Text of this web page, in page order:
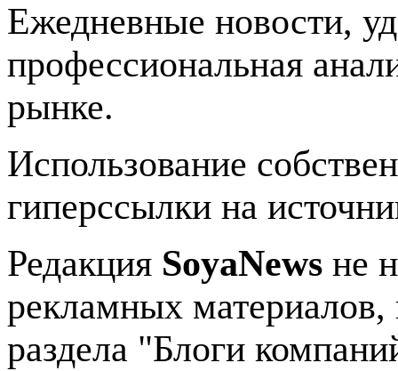
Ежедневные новости,
профессиональная
рынке.
Использование
гиперссылки на
Редакция SoyaNews не
рекламных
раздела "Блоги